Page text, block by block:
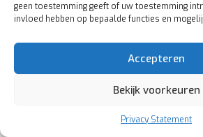
geen toestemming geeft of uw toestemming
invloed hebben op bepaalde functies en
Accepteren
Bekijk voorkeuren
Privacy Statement